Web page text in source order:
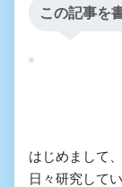
この記事を
はじめまして
日々研究して